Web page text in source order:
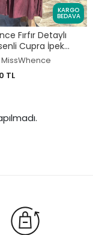
KARGO
BEDAVA
Fırfır Detaylı
Cupra İpek
MissWhence
TL